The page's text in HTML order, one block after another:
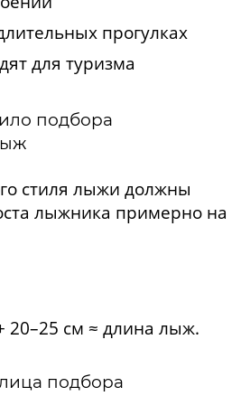
прогулках
для туризма
подбора
стиля лыжи должны
лыжника примерно на
20–25 см ≈ длина лыж.
подбора